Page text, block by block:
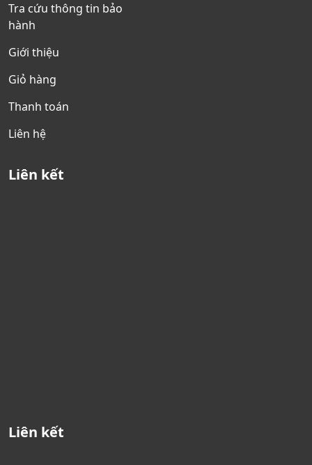
Tra cứu thông tin bảo
hành
Giới thiệu
Giỏ hàng
Thanh toán
Liên hệ
Liên kết
Liên kết